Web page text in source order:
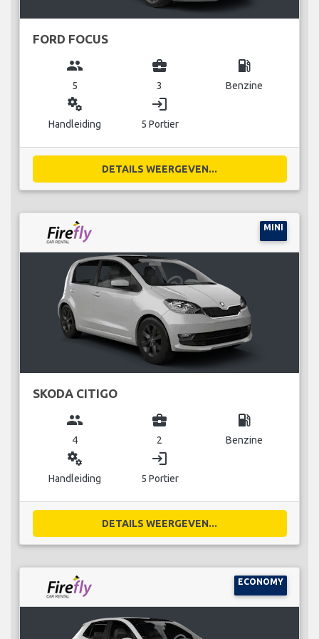
FORD FOCUS
group
5
business_center
3
local_gas_station
Benzine
miscellaneous_services
Handleiding
login
5 Portier
DETAILS WEERGEVEN...
MINI
SKODA CITIGO
group
4
business_center
2
local_gas_station
Benzine
miscellaneous_services
Handleiding
login
5 Portier
DETAILS WEERGEVEN...
ECONOMY